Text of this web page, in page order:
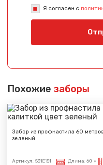
Я согласен с
Похожие заборы
Забор из профнастила 60
зеленый
Артикул: S31E151 Длина: 60 м